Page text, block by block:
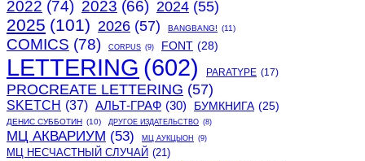
2022 (74) 2023 (66) 2024 (55)
2025 (101) 2026 (57) BANGBANG! (11)
COMICS (78) CORPUS (9) FONT (28)
LETTERING (602) PARATYPE (17)
PROCREATE LETTERING (57)
SKETCH (37) АЛЬТ-ГРАФ (30) БУМКНИГА (25)
ДЕНИС СУББОТИН (10) ДРУГОЕ ИЗДАТЕЛЬСТВО (8)
МЦ АКВАРИУМ (53) МЦ АУКЦЫОН (9)
МЦ НЕСЧАСТНЫЙ СЛУЧАЙ (21)